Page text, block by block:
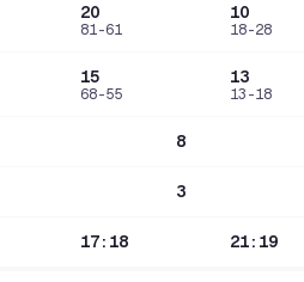
20
81-61
10
18-28
15
68-55
13
13-18
8
3
17:18 21:19